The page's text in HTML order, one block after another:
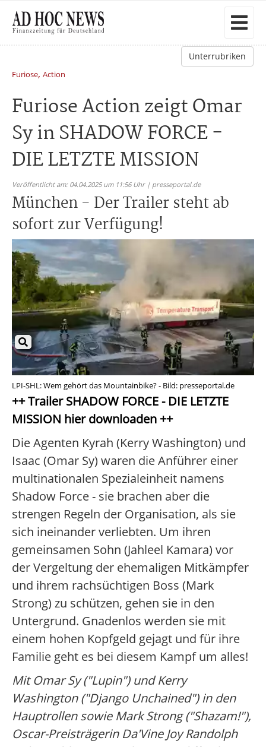
Unterrubriken
Furiose, Action
Furiose Action zeigt Omar
Sy in SHADOW FORCE -
DIE LETZTE MISSION
Veröffentlicht am: 04.04.2025 um 11:56 Uhr | presseportal.de
München - Der Trailer steht ab
sofort zur Verfügung!
LPI-SHL: Wem gehört das Mountainbike? - Bild: presseportal.de
++ Trailer SHADOW FORCE - DIE LETZTE
MISSION hier downloaden ++
Die Agenten Kyrah (Kerry Washington) und
Isaac (Omar Sy) waren die Anführer einer
multinationalen Spezialeinheit namens
Shadow Force - sie brachen aber die
strengen Regeln der Organisation, als sie
sich ineinander verliebten. Um ihren
gemeinsamen Sohn (Jahleel Kamara) vor
der Vergeltung der ehemaligen Mitkämpfer
und ihrem rachsüchtigen Boss (Mark
Strong) zu schützen, gehen sie in den
Untergrund. Gnadenlos werden sie mit
einem hohen Kopfgeld gejagt und für ihre
Familie geht es bei diesem Kampf um alles!
Mit Omar Sy ("Lupin") und Kerry
Washington ("Django Unchained") in den
Hauptrollen sowie Mark Strong ("Shazam!"),
Oscar-Preisträgerin Da'Vine Joy Randolph